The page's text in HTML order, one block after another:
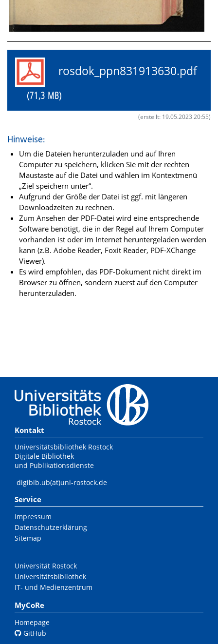
rosdok_ppn831913630.pdf
(71,3 MB)
(erstellt: 19.05.2023 20:55)
Hinweise:
Um die Dateien herunterzuladen und auf Ihren
Computer zu speichern, klicken Sie mit der rechten
Maustaste auf die Datei und wählen im Kontextmenü
„Ziel speichern unter“.
Aufgrund der Größe der Datei ist ggf. mit längeren
Downloadzeiten zu rechnen.
Zum Ansehen der PDF-Datei wird eine entsprechende
Software benötigt, die in der Regel auf Ihrem Computer
vorhanden ist oder im Internet heruntergeladen werden
kann (z.B. Adobe Reader, Foxit Reader, PDF-XChange
Viewer).
Es wird empfohlen, das PDF-Dokument nicht direkt im
Browser zu öffnen, sondern zuerst auf den Computer
herunterzuladen.
Kontakt
Universitätsbibliothek Rostock
Digitale Bibliothek
und Publikationsdienste
digibib.ub(at)uni-rostock.de
Service
Impressum
Datenschutzerklärung
Sitemap
Universität Rostock
Universitätsbibliothek
IT- und Medienzentrum
MyCoRe
Homepage
GitHub